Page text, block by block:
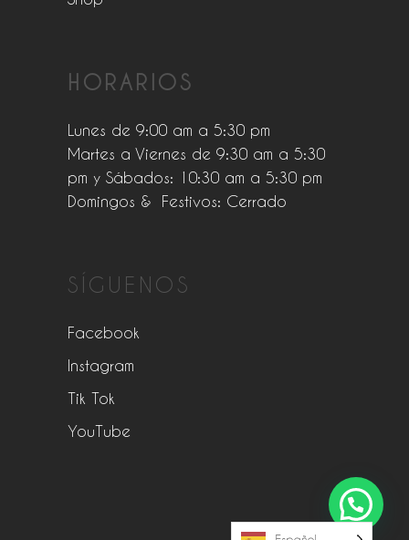
HORARIOS
Lunes de 9:00 am a 5:30 pm
Martes a Viernes de 9:30 am a 5:30
pm y Sábados: 10:30 am a 5:30 pm
Domingos & Festivos: Cerrado
SÍGUENOS
Facebook
Instagram
Tik Tok
YouTube